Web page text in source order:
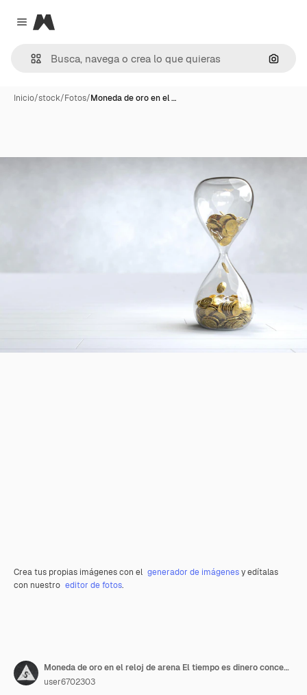
Close menu
Magnific
Inicio/stock/Fotos/Moneda de oro en el …
Crea tus propias imágenes con el generador de imágenesy edítalas
con nuestro editor de fotos.
Moneda de oro en el reloj de arena El tiempo es dinero concepto
user6702303